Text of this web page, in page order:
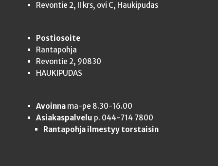
Revontie 2, II krs, ovi C, Haukipudas
Postiosoite
Rantapohja
Revontie 2, 90830
HAUKIPUDAS
Avoinnama-pe 8.30-16.00
Asiakaspalvelu p. 044-714 7800
Rantapohja ilmestyy torstaisin